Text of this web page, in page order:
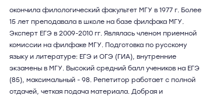
окончила филологический факультет МГУ в 1977 г. Более
15 лет преподавала в школе на базе филфака МГУ.
Эксперт ЕГЭ в 2009-2010 гг. Являлась членом приемной
комиссии на филфаке МГУ. Подготовка по русскому
языку и литературе: ЕГЭ и ОГЭ (ГИА), внутренние
экзамены в МГУ. Высокий средний балл учеников на ЕГЭ
(85), максимальный - 98. Репетитор работает с полной
отдачей, четкая подача материала. Добрая и